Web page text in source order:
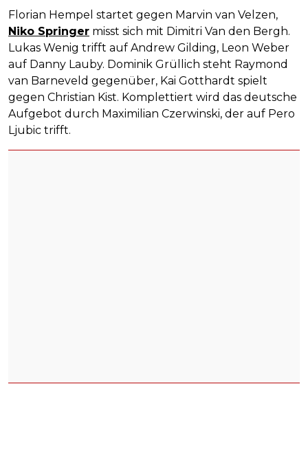
Florian Hempel startet gegen Marvin van Velzen,
Niko Springer misst sich mit Dimitri Van den Bergh.
Lukas Wenig trifft auf Andrew Gilding, Leon Weber
auf Danny Lauby. Dominik Grüllich steht Raymond
van Barneveld gegenüber, Kai Gotthardt spielt
gegen Christian Kist. Komplettiert wird das deutsche
Aufgebot durch Maximilian Czerwinski, der auf Pero
Ljubic trifft.